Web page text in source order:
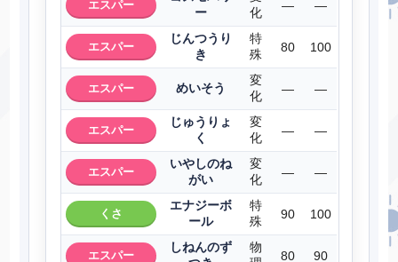
エスパー
ー
化
― ―
エスパー
じんつうり
き
特
殊
80 100
エスパー めいそう
変
化
― ―
エスパー
じゅうりょ
く
変
化
― ―
エスパー
いやしのね
がい
変
化
― ―
くさ
エナジーボ
ール
特
殊
90 100
エスパー
しねんのず
物
80 90